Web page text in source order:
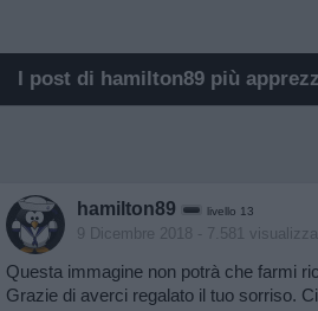
I post di hamilton89 più
Post di hamilton89 in ordine
Post commentati da
hamilton89 livello 13
9 Dicembre 2018 - 7.581
Questa immagine non potrà che farmi
Grazie di averci regalato il tuo sorriso.